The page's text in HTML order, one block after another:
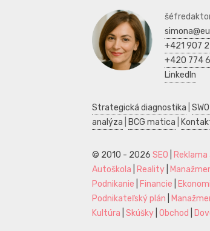
+421 907
+420 774
LinkedIn
Strategická diagnostika
analýza
BCG matica
© 2010 - 2026 SEO Reklama
Autoškola
Reality
Podnikanie
Financie
Podnikateľský plán
Kultúra Skúšky Obchod